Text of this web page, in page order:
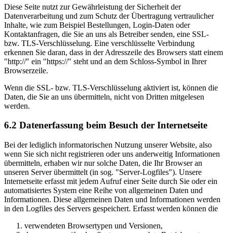
Diese Seite nutzt zur Gewährleistung der Sicherheit der
Datenverarbeitung und zum Schutz der Übertragung vertraulicher
Inhalte, wie zum Beispiel Bestellungen, Login-Daten oder
Kontaktanfragen, die Sie an uns als Betreiber senden, eine SSL-
bzw. TLS-Verschlüsselung. Eine verschlüsselte Verbindung
erkennen Sie daran, dass in der Adresszeile des Browsers statt einem
"http://" ein "https://" steht und an dem Schloss-Symbol in Ihrer
Browserzeile.
Wenn die SSL- bzw. TLS-Verschlüsselung aktiviert ist, können die
Daten, die Sie an uns übermitteln, nicht von Dritten mitgelesen
werden.
6.2 Datenerfassung beim Besuch der Internetseite
Bei der lediglich informatorischen Nutzung unserer Website, also
wenn Sie sich nicht registrieren oder uns anderweitig Informationen
übermitteln, erhaben wir nur solche Daten, die Ihr Browser an
unseren Server übermittelt (in sog. "Server-Logfiles"). Unsere
Internetseite erfasst mit jedem Aufruf einer Seite durch Sie oder ein
automatisiertes System eine Reihe von allgemeinen Daten und
Informationen. Diese allgemeinen Daten und Informationen werden
in den Logfiles des Servers gespeichert. Erfasst werden können die
verwendeten Browsertypen und Versionen,